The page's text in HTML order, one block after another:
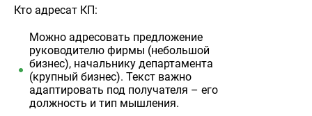
Кто адресат КП:
Можно адресовать предложение
руководителю фирмы (небольшой
бизнес), начальнику департамента
(крупный бизнес). Текст важно
адаптировать под получателя – его
должность и тип мышления.